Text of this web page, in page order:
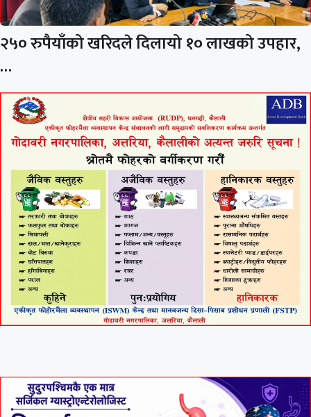
२५० रुपैयाँको खरिदले दिलायो १० लाखको उपहार,
…